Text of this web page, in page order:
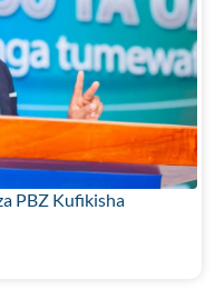
PBZ Kufikisha